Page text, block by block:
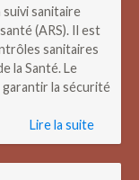
suivi sanitaire
(ARS). Il est
sanitaires
la Santé. Le
garantir la sécurité
Lire la suite